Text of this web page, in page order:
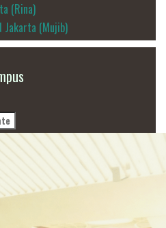
(Rina)
Jakarta (Mujib)